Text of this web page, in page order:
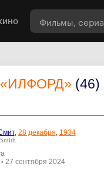
«ИЛФОРД» (46)
, 28 декабря, 1934
• 27 сентября 2024